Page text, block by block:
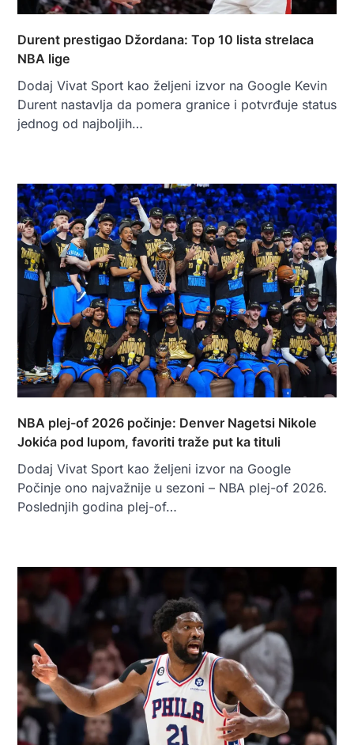
Durent prestigao Džordana: Top 10 lista strelaca
NBA lige
Dodaj Vivat Sport kao željeni izvor na Google Kevin
Durent nastavlja da pomera granice i potvrđuje status
jednog od najboljih…
NBA plej-of 2026 počinje: Denver Nagetsi Nikole
Jokića pod lupom, favoriti traže put ka tituli
Dodaj Vivat Sport kao željeni izvor na Google
Počinje ono najvažnije u sezoni – NBA plej-of 2026.
Poslednjih godina plej-of…